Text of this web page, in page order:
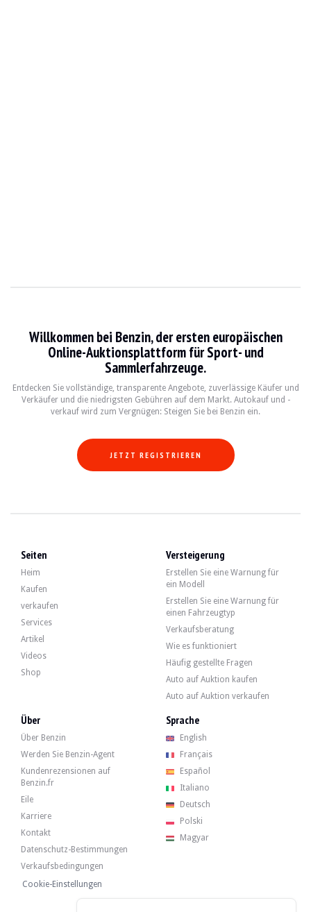
Le Mitsubishi Pajero est un SUV emblématique qui a su conquérir le cœur
Fiche technique
Années de production Moteur Puissance
Mitsubishi Pajero — Verkauft
Mitsubishi Pajero io - 2004
Mitsubishi Pajero 2.5 TD SWB - 1987
Willkommen bei Benzin, der ersten europäischen
Online-Auktionsplattform für Sport- und
Sammlerfahrzeuge.
Entdecken Sie vollständige, transparente Angebote, zuverlässige Käufer und
Verkäufer und die niedrigsten Gebühren auf dem Markt. Autokauf und -
verkauf wird zum Vergnügen: Steigen Sie bei Benzin ein.
JETZT REGISTRIEREN
Seiten
Heim
Kaufen
verkaufen
Services
Artikel
Videos
Shop
Versteigerung
Erstellen Sie eine Warnung für
ein Modell
Erstellen Sie eine Warnung für
einen Fahrzeugtyp
Verkaufsberatung
Wie es funktioniert
Häufig gestellte Fragen
Auto auf Auktion kaufen
Auto auf Auktion verkaufen
Über
Über Benzin
Werden Sie Benzin-Agent
Kundenrezensionen auf
Benzin.fr
Eile
Karriere
Kontakt
Datenschutz-Bestimmungen
Verkaufsbedingungen
Cookie-Einstellungen
Sprache
English
Français
Español
Italiano
Deutsch
Polski
Magyar